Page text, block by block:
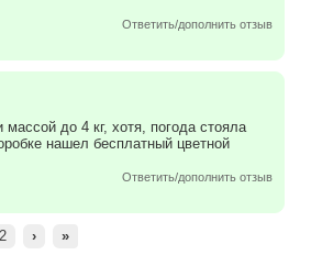
Ответить/дополнить отзыв
до 4 кг, хотя, погода стояла
нашел бесплатный цветной
Ответить/дополнить отзыв
› »